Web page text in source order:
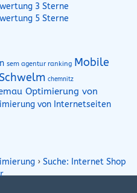
sem agentur ranking Mobile
chemnitz
Optimierung von
von Internetseiten
› Suche: Internet Shop